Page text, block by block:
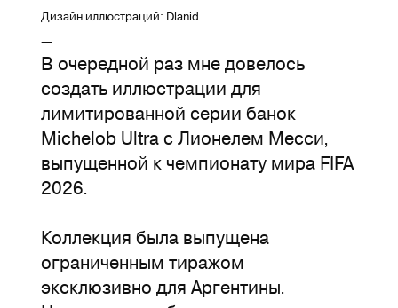
Дизайн иллюстраций: Dlanid
—
В очередной раз мне довелось
создать иллюстрации для
лимитированной серии банок
Michelob Ultra с Лионелем Месси,
выпущенной к чемпионату мира FIFA
2026.
Коллекция была выпущена
ограниченным тиражом
эксклюзивно для Аргентины.